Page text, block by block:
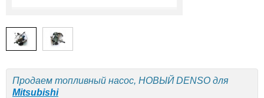
Продаем топливный насос, НОВЫЙ DENSO для
Mitsubishi